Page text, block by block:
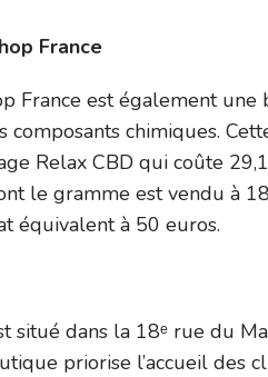
France
France est également
composants chimiques.
Relax CBD qui coûte
le gramme est vendu à
équivalent à 50 euros.
situé dans la 18ᵉ rue du
priorise l’accueil des